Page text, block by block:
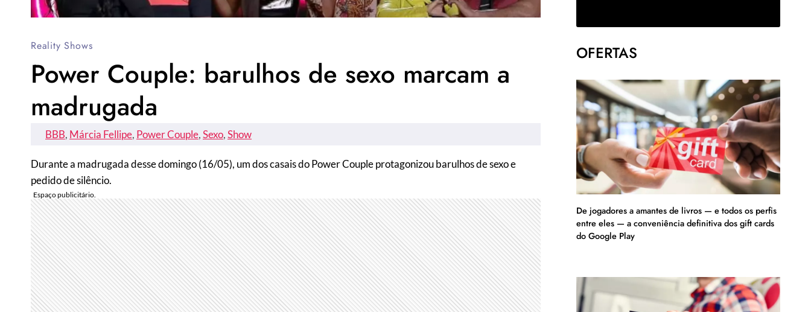
Reality Shows
Power Couple: barulhos de sexo marcam a
madrugada
BBB, Márcia Fellipe, Power Couple, Sexo, Show
Durante a madrugada desse domingo (16/05), um dos casais do Power Couple protagonizou barulhos de sexo e
pedido de silêncio.
OFERTAS
De jogadores a amantes de livros — e todos os perfis
entre eles — a conveniência definitiva dos gift cards
do Google Play